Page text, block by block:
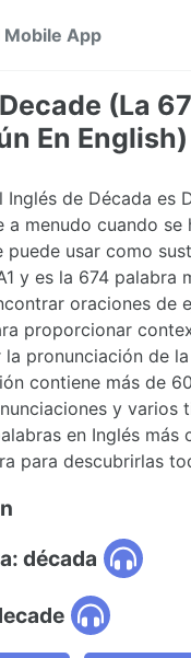
App
(La
En English)
de Década es
a menudo cuando se
puede usar como
y es la 674 palabra
oraciones de
proporcionar
la pronunciación de
contiene más de
y varios
en Inglés más
para descubrirlas
década